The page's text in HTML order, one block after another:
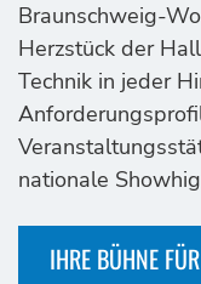
Braunschweig-
Herzstück der
Technik in jeder
nationale
IHRE BÜHNE